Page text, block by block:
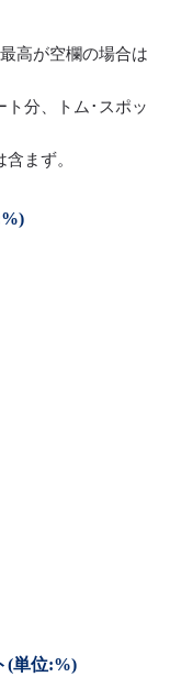
高が空欄の場合は
分、トム･スポッ
まず。
(単位:%)